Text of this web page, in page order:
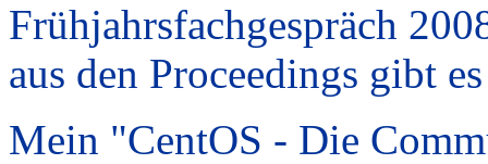
Frühjahrsfachgespräch
aus den Proceedings gibt
Mein "CentOS - Die